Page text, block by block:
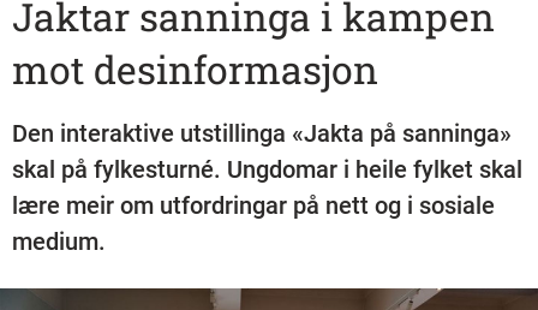
Jaktar sanninga i kampen
mot desinformasjon
Den interaktive utstillinga «Jakta på sanninga»
skal på fylkesturné. Ungdomar i heile fylket skal
lære meir om utfordringar på nett og i sosiale
medium.